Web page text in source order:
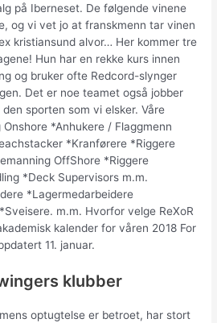
på Iberneset. De følgende vinene
og vi vet jo at franskmenn tar vinen
kristiansund alvor… Her kommer tre
Hun har en rekke kurs innen
og bruker ofte Redcord-slynger
Det er noe teamet også jobber
sporten som vi elsker. Våre
*Anhukere / Flaggmenn
*Kranførere *Riggere
OffShore *Riggere
*Deck Supervisors m.m.
*Lagermedarbeidere
m.m. Hvorfor velge ReXoR
kalender for våren 2018 For
11. januar.
klubber
optugtelse er betroet, har stort